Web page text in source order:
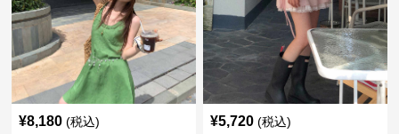
¥8,180 (税込) ¥5,720 (税込)